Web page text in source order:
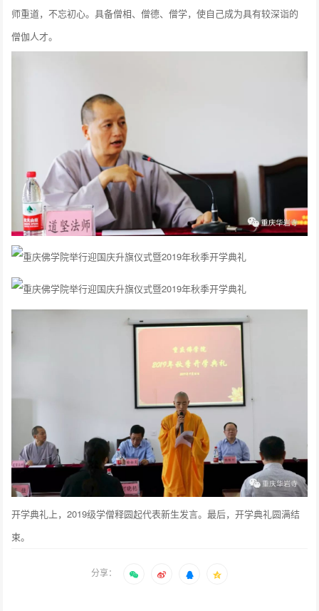
师重道，不忘初心。具备僧相、僧德、僧学，使自己成为具有较深诣的
僧伽人才。
开学典礼上，2019级学僧释圆起代表新生发言。最后，开学典礼圆满结
束。
分享：